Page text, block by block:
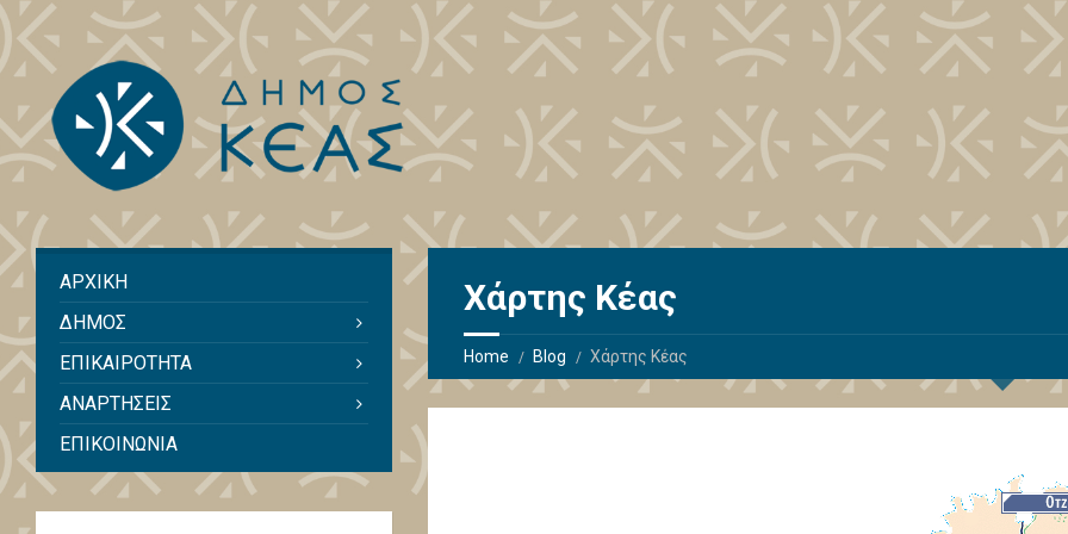
Χάρτης Κέας
Home Blog Χάρτης Κέας
ΑΡΧΙΚΗ
ΔΗΜΟΣ
ΕΠΙΚΑΙΡΟΤΗΤΑ
ΑΝΑΡΤΗΣΕΙΣ
ΕΠΙΚΟΙΝΩΝΙΑ